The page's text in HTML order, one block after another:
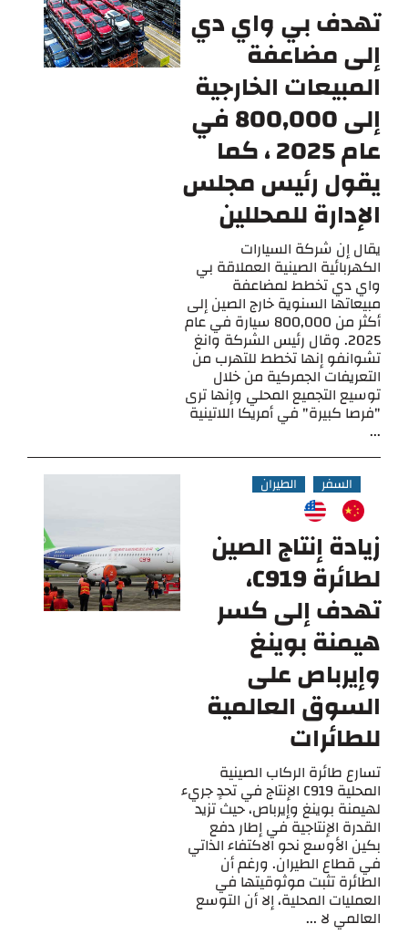
تهدف بي واي دي
إلى مضاعفة
المبيعات الخارجية
إلى 800,000 في
عام 2025 ، كما
يقول رئيس مجلس
الإدارة للمحللين
يقال إن شركة السيارات
الكهربائية الصينية العملاقة بي
واي دي تخطط لمضاعفة
مبيعاتها السنوية خارج الصين إلى
أكثر من 800,000 سيارة في عام
2025. وقال رئيس الشركة وانغ
تشوانفو إنها تخطط للتهرب من
التعريفات الجمركية من خلال
توسيع التجميع المحلي وإنها ترى
"فرصا كبيرة" في أمريكا اللاتينية
...
السفر الطيران
زيادة إنتاج الصين
لطائرة C919،
تهدف إلى كسر
هيمنة بوينغ
وإيرباص على
السوق العالمية
للطائرات
تسارع طائرة الركاب الصينية
المحلية C919 الإنتاج في تحدٍ جريء
لهيمنة بوينغ وإيرباص، حيث تزيد
القدرة الإنتاجية في إطار دفع
بكين الأوسع نحو الاكتفاء الذاتي
في قطاع الطيران. ورغم أن
الطائرة تثبت موثوقيتها في
العمليات المحلية، إلا أن التوسع
العالمي لا ...